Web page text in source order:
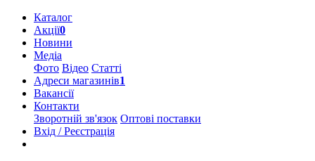
Каталог
Акції0
Новини
Медіа
Фото Відео Статті
Адреси магазинів1
Вакансії
Контакти
Зворотній зв'язок Оптові поставки
Вхід / Реєстрація